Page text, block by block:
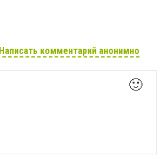
Написать комментарий анонимно
🙂